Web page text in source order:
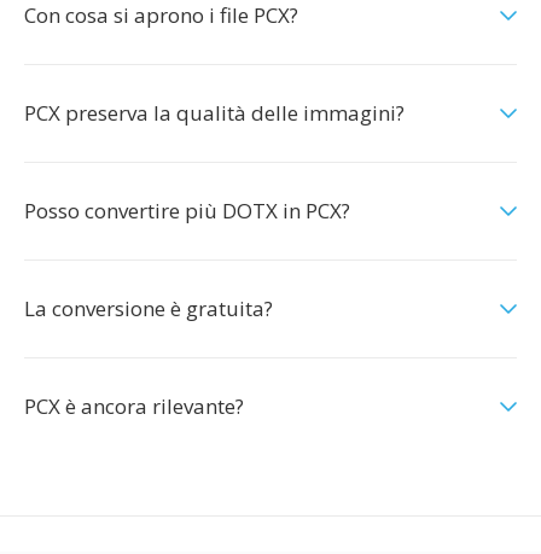
Con cosa si aprono i file PCX?
PCX preserva la qualità delle immagini?
Posso convertire più DOTX in PCX?
La conversione è gratuita?
PCX è ancora rilevante?